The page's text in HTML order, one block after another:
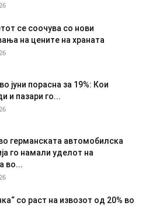
се соочува со нови
на цените на храната
јуни порасна за 19%: Кои
и пазари го...
германската автомобилска
го намали уделот на
во...
со раст на извозот од 20% во